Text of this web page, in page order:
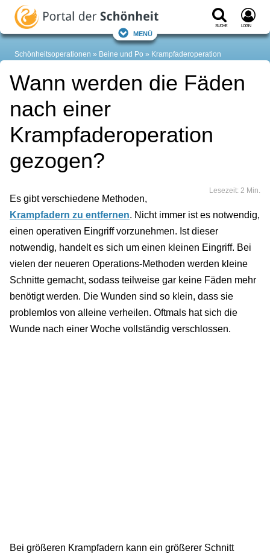
Suche Login
Menü
Schönheitsoperationen Beine und Po Krampfaderoperation
Wann werden die Fäden
nach einer
Krampfaderoperation
gezogen?
Lesezeit: 2 Min.
Es gibt verschiedene Methoden,
Krampfadern zu entfernen. Nicht immer ist es notwendig,
einen operativen Eingriff vorzunehmen. Ist dieser
notwendig, handelt es sich um einen kleinen Eingriff. Bei
vielen der neueren Operations-Methoden werden kleine
Schnitte gemacht, sodass teilweise gar keine Fäden mehr
benötigt werden. Die Wunden sind so klein, dass sie
problemlos von alleine verheilen. Oftmals hat sich die
Wunde nach einer Woche vollständig verschlossen.
Bei größeren Krampfadern kann ein größerer Schnitt